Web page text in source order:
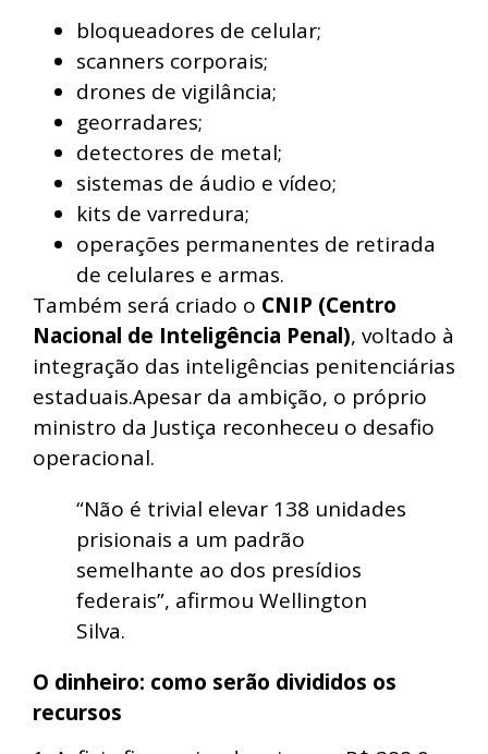
bloqueadores de celular;
scanners corporais;
drones de vigilância;
georradares;
detectores de metal;
sistemas de áudio e vídeo;
kits de varredura;
operações permanentes de retirada
de celulares e armas.
Também será criado o CNIP (Centro
Nacional de Inteligência Penal), voltado à
integração das inteligências penitenciárias
estaduais.Apesar da ambição, o próprio
ministro da Justiça reconheceu o desafio
operacional.
“Não é trivial elevar 138 unidades
prisionais a um padrão
semelhante ao dos presídios
federais”, afirmou Wellington
Silva.
O dinheiro: como serão divididos os
recursos